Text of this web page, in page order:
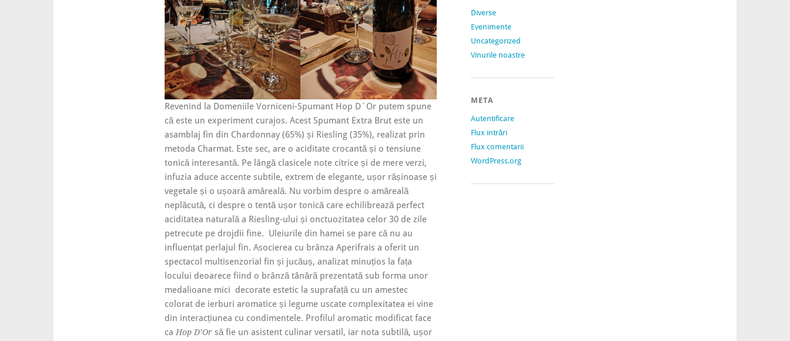
Revenind la Domeniile Vorniceni-Spumant Hop D`Or putem spune
că este un experiment curajos. Acest Spumant Extra Brut este un
asamblaj fin din Chardonnay (65%) și Riesling (35%), realizat prin
metoda Charmat. Este sec, are o aciditate crocantă și o tensiune
tonică interesantă. Pe lângă clasicele note citrice și de mere verzi,
infuzia aduce accente subtile, extrem de elegante, ușor rășinoase și
vegetale și o ușoară amăreală. Nu vorbim despre o amăreală
neplăcută, ci despre o tentă ușor tonică care echilibrează perfect
aciditatea naturală a Riesling-ului și onctuozitatea celor 30 de zile
petrecute pe drojdii fine. Uleiurile din hamei se pare că nu au
influențat perlajul fin. Asocierea cu brânza Aperifrais a oferit un
spectacol multisenzorial fin și jucăuș, analizat minuțios la fața
locului deoarece fiind o brânză tânără prezentată sub forma unor
medalioane mici decorate estetic la suprafață cu un amestec
colorat de ierburi aromatice și legume uscate complexitatea ei vine
din interacțiunea cu condimentele. Profilul aromatic modificat face
ca Hop D’Orsă fie un asistent culinar versatil, iar nota subtilă, ușor
Diverse
Evenimente
Uncategorized
Vinurile noastre
META
Autentificare
Flux intrări
Flux comentarii
WordPress.org